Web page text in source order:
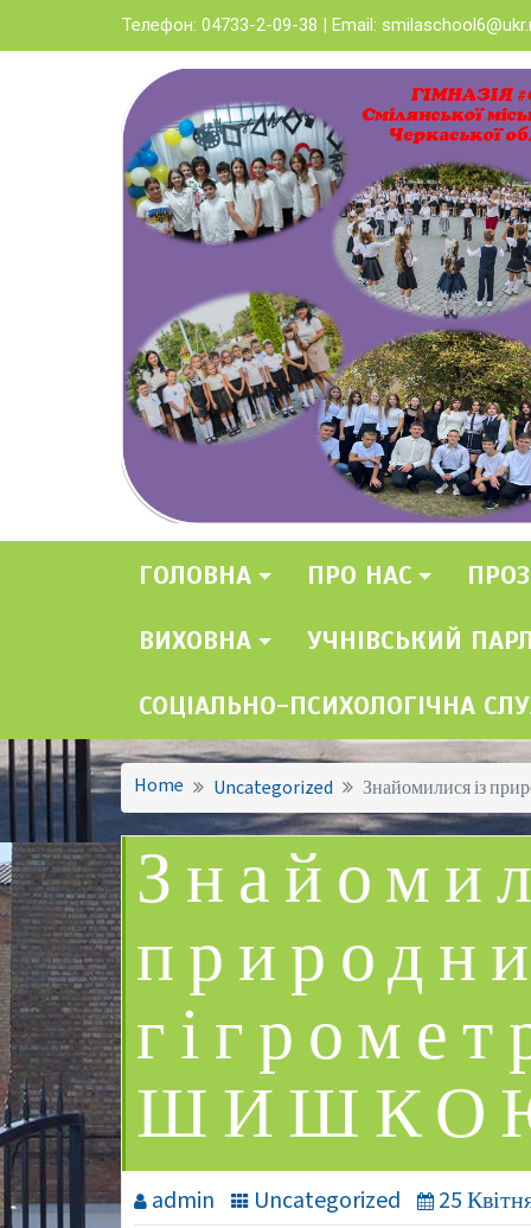
to
Телефон: 04733-2-09-38 | Email:
ГОЛОВНА ПРО НАС
ВИХОВНА УЧНІВСЬКИЙ
СОЦІАЛЬНО-ПСИХОЛОГІЧНА
Home Uncategorized Знайомилися із
admin Uncategorized 25